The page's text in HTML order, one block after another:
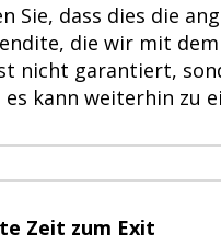
Sie, dass dies die
die wir mit
nicht garantiert,
es kann weiterhin zu
Zeit zum Exit